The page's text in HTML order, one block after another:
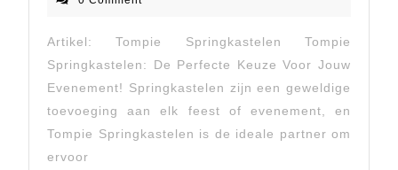
Perfecte
Keuze
Voor
Jouw
Artikel: Tompie Springkastelen Tompie
Springkastelen: De Perfecte Keuze Voor Jouw
Evenement! Springkastelen zijn een geweldige
toevoeging aan elk feest of evenement, en
Tompie Springkastelen is de ideale partner om
ervoor